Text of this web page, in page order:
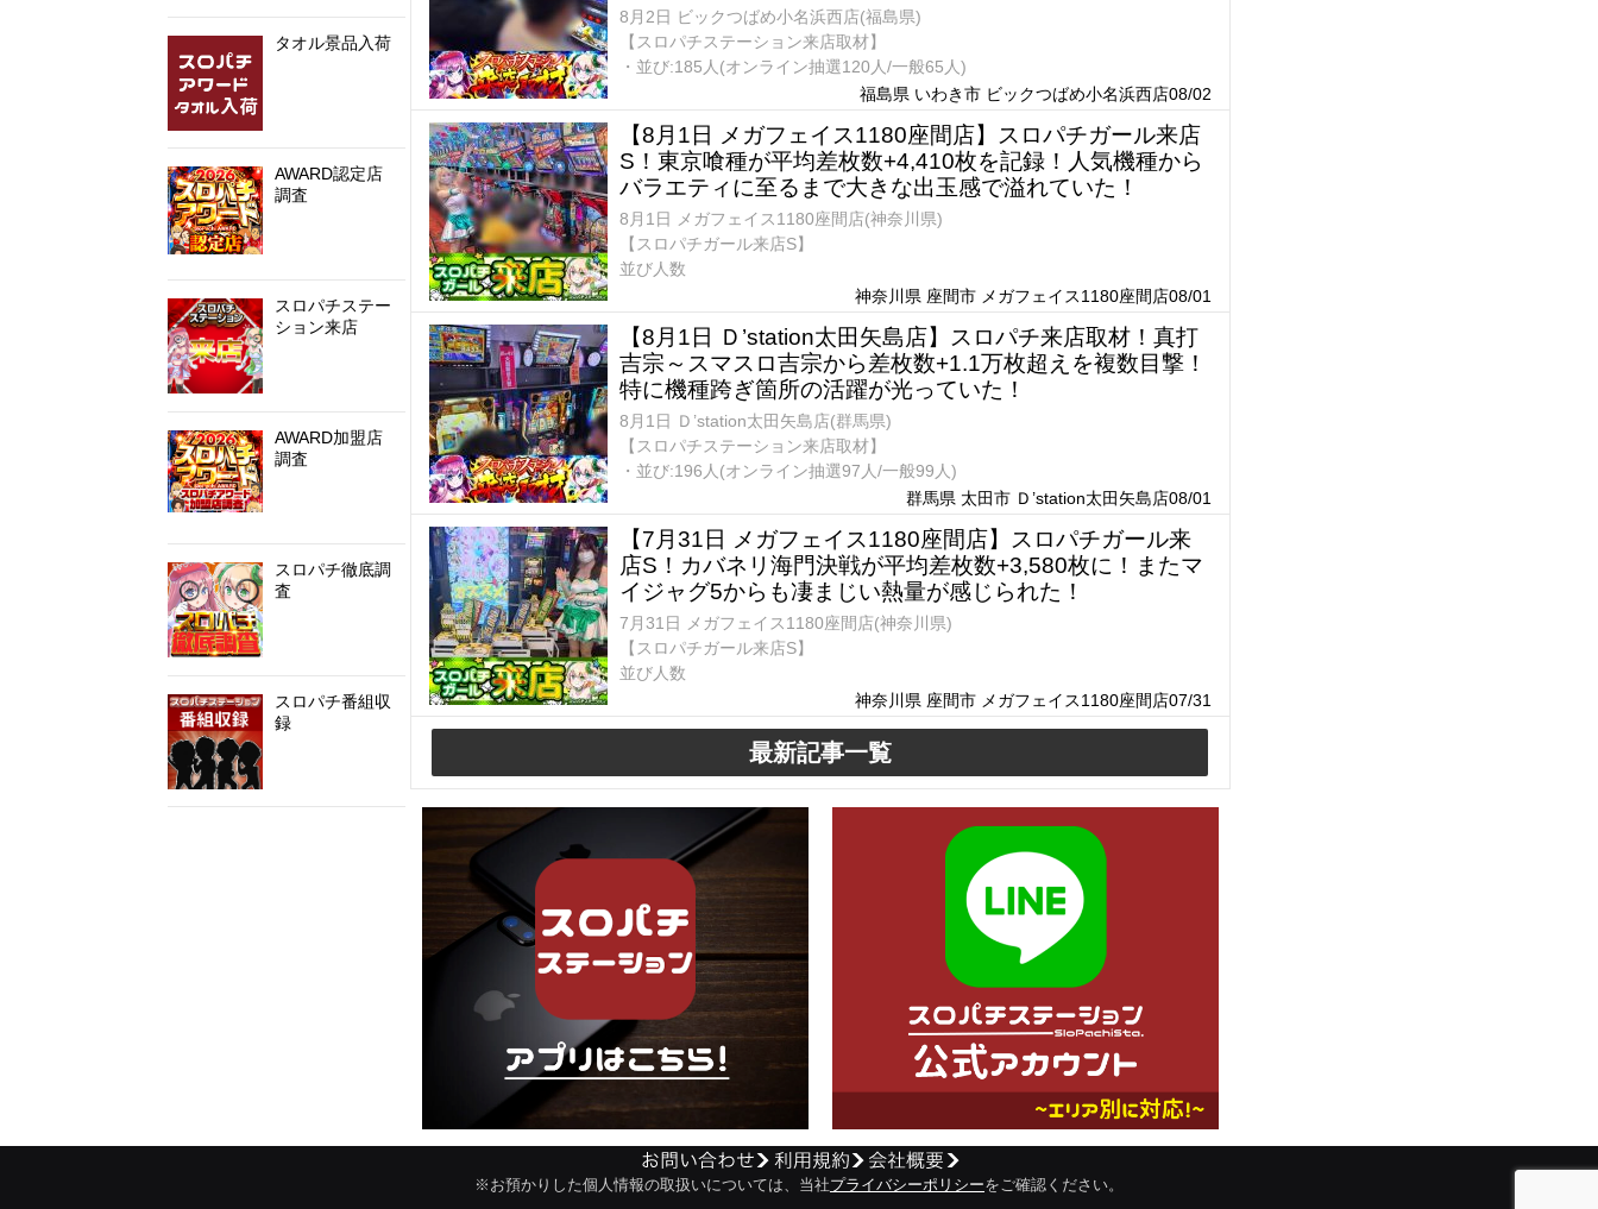
タオル景品入荷
AWARD認定店
調査
スロパチステー
ション来店
AWARD加盟店
調査
スロパチ徹底調
査
スロパチ番組収
録
8月2日 ビックつばめ小名浜西店(福島県)
【スロパチステーション来店取材】
・並び:185人(オンライン抽選120人/一般65人)
福島県 いわき市 ビックつばめ小名浜西店08/02
【8月1日 メガフェイス1180座間店】スロパチガール来店
S！東京喰種が平均差枚数+4,410枚を記録！人気機種から
バラエティに至るまで大きな出玉感で溢れていた！
8月1日 メガフェイス1180座間店(神奈川県)
【スロパチガール来店S】
並び人数
神奈川県 座間市 メガフェイス1180座間店08/01
【8月1日 Ｄ’station太田矢島店】スロパチ来店取材！真打
吉宗～スマスロ吉宗から差枚数+1.1万枚超えを複数目撃！
特に機種跨ぎ箇所の活躍が光っていた！
8月1日 Ｄ’station太田矢島店(群馬県)
【スロパチステーション来店取材】
・並び:196人(オンライン抽選97人/一般99人)
群馬県 太田市 Ｄ’station太田矢島店08/01
【7月31日 メガフェイス1180座間店】スロパチガール来
店S！カバネリ海門決戦が平均差枚数+3,580枚に！またマ
イジャグ5からも凄まじい熱量が感じられた！
7月31日 メガフェイス1180座間店(神奈川県)
【スロパチガール来店S】
並び人数
神奈川県 座間市 メガフェイス1180座間店07/31
最新記事一覧
※お預かりした個人情報の取扱いについては、当社プライバシーポリシーをご確認ください。